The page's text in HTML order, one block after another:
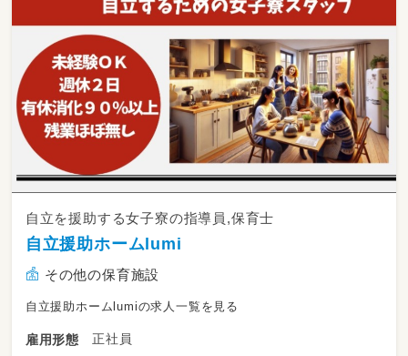
進めています。
子どもの自立や成長をサポートするお仕事で
す！
子どもたちの未来を一緒に考えていただける方
をお待ちしております！
【仕事内容】
・お子様に対する療育（個別支援・集団支援）
※中学生と高校生のご利用者様がメインの事
業所となります
・宿題の補助
・送迎業務（送迎車はノアです）
13:00～ スタッフミーティング・おやつ作り
14:30～ 各学校へお迎え
自立を援助する女子寮の指導員,保育士
自立援助ホームlumi
その他の保育施設
自立援助ホームlumiの求人一覧を見る
雇用形態
正社員